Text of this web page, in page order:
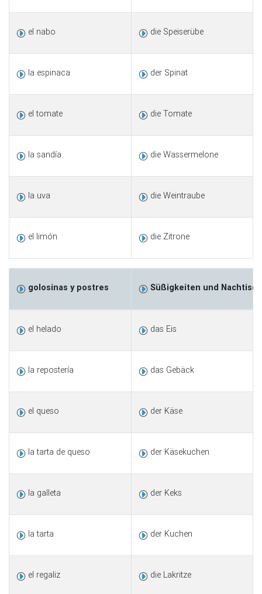
el nabo die Speiserübe
la espinaca der Spinat
el tomate die Tomate
la sandía die Wassermelone
la uva die Weintraube
el limón die Zitrone
golosinas y postres Süßigkeiten und Nachtisch
el helado das Eis
la repostería das Gebäck
el queso der Käse
la tarta de queso der Käsekuchen
la galleta der Keks
la tarta der Kuchen
el regaliz die Lakritze